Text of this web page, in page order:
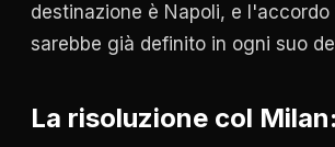
destinazione è Napoli, e
sarebbe già definito in ogni suo
La risoluzione col